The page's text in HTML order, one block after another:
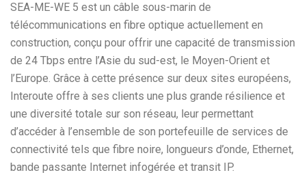
SEA-ME-WE 5 est un câble sous-marin de
télécommunications en fibre optique actuellement en
construction, conçu pour offrir une capacité de transmission
de 24 Tbps entre l’Asie du sud-est, le Moyen-Orient et
l’Europe. Grâce à cette présence sur deux sites européens,
Interoute offre à ses clients une plus grande résilience et
une diversité totale sur son réseau, leur permettant
d’accéder à l’ensemble de son portefeuille de services de
connectivité tels que fibre noire, longueurs d’onde, Ethernet,
bande passante Internet infogérée et transit IP.